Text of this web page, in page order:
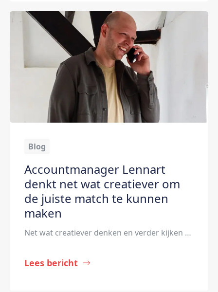
Blog
Accountmanager Lennart
denkt net wat creatiever om
de juiste match te kunnen
maken
Net wat creatiever denken en verder kijken dan een cv. Dat is wat Lennart Blokland, accountmanager bij Brys, doet als hij bedrijven en kandidaten met elkaar in contact brengt. Daarbij blijft hij wel realistisch. “Ik vind het mooi dat je echt verschil kunt maken voor kandidaten.” Sinds dit voorjaar bemiddelt de 33-jarige Lennart weer kandidaten […]
Lees bericht